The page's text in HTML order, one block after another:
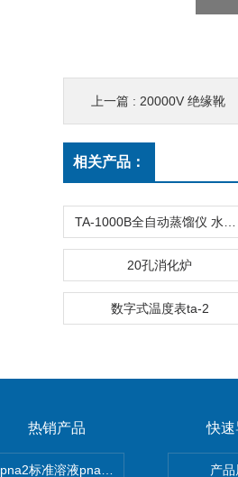
上一篇 : 20000V 绝缘靴
相关产品：
20孔消化炉
数字式温度表ta-2
热销产品
pna2标准溶液pna3 pna4 pna5 pna6纳离
快速
产